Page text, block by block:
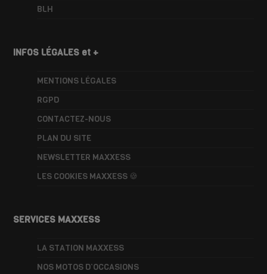
BLH
INFOS LÉGALES et +
MENTIONS LÉGALES
RGPD
CONTACTEZ-NOUS
PLAN DU SITE
NEWSLETTER MAXXESS
LES COOKIES MAXXESS 🍪
SERVICES MAXXESS
LA STATION MAXXESS
NOS MOTOS D’OCCASIONS